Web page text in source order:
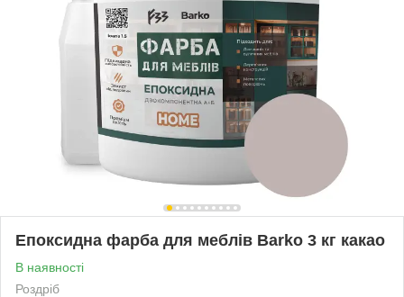
Епоксидна фарба для меблів Barko 3 кг какао
В наявності
Роздріб